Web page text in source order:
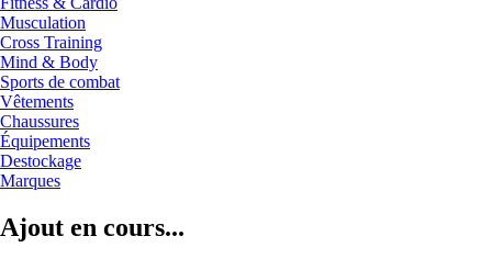
Musculation
Cross Training
Mind & Body
Sports de combat
Vêtements
Chaussures
Équipements
Destockage
Marques
Ajout en cours...